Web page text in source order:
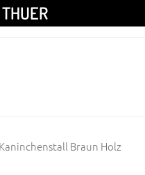
Braun Holz